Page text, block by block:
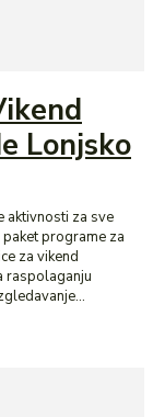
Lonjsko
aktivnosti za sve
programe za
raspolaganju
rodi i razgledavanje...